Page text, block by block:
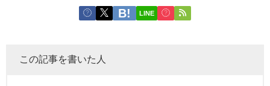
LINE
この記事を書いた人